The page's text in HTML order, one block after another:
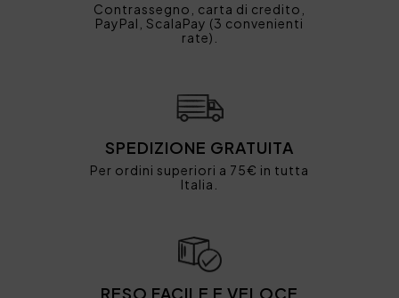
Contrassegno, carta di credito,
PayPal, ScalaPay (3 convenienti
rate).
SPEDIZIONE GRATUITA
Per ordini superiori a 75€ in tutta
Italia.
RESO FACILE E VELOCE